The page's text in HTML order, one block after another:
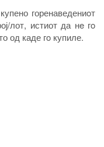
горенаведениoт
лот, истиот да нe гo
од каде гo купиле.